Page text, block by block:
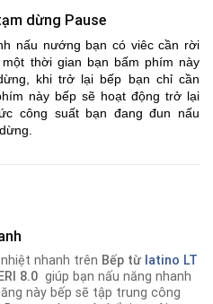
dừng Pause
nấu nướng bạn có viêc cần rời
thời gian bạn bấm phím này
khi trở lại bếp bạn chỉ cần
này bếp sẽ hoạt động trở lại
công suất bạn đang đun nấu
nhanh trên Bếp từlatino LT
8.0 giúp bạn nấu năng nhanh
này bếp sẽ tập trung công